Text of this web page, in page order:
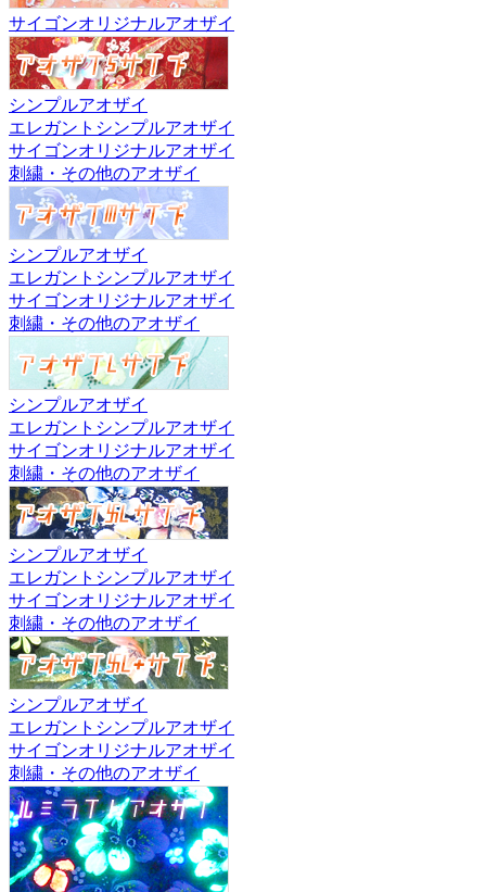
サイゴンオリジナルアオザイ
シンプルアオザイ
エレガントシンプルアオザイ
サイゴンオリジナルアオザイ
刺繍・その他のアオザイ
シンプルアオザイ
エレガントシンプルアオザイ
サイゴンオリジナルアオザイ
刺繍・その他のアオザイ
シンプルアオザイ
エレガントシンプルアオザイ
サイゴンオリジナルアオザイ
刺繍・その他のアオザイ
シンプルアオザイ
エレガントシンプルアオザイ
サイゴンオリジナルアオザイ
刺繍・その他のアオザイ
シンプルアオザイ
エレガントシンプルアオザイ
サイゴンオリジナルアオザイ
刺繍・その他のアオザイ